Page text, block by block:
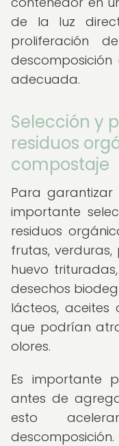
de la luz
proliferación
adecuada.
Selección y
residuos
compostaje
Para garantizar
importante
residuos
frutas,
huevo
desechos
lácteos, aceites
que podrían
olores.
Es importante
antes de
esto